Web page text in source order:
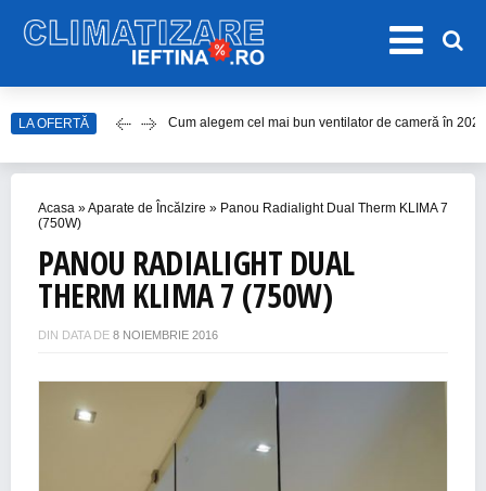
LA OFERTĂ Care este cel mai bun model de ventilator de tavan
Acasa »Aparate de Încălzire » Panou Radialight Dual Therm KLIMA 7
(750W)
PANOU RADIALIGHT DUAL
THERM KLIMA 7 (750W)
DIN DATA DE 8 NOIEMBRIE 2016